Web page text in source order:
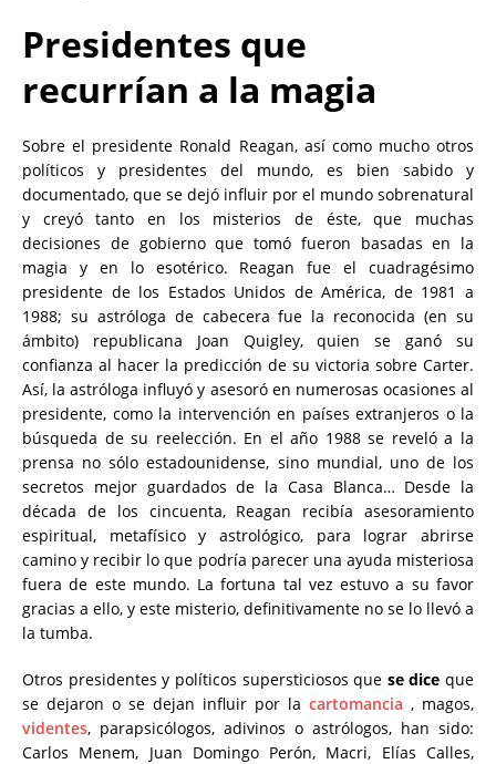
Presidentes que
recurrían a la magia
Sobre el presidente Ronald Reagan, así como mucho otros
políticos y presidentes del mundo, es bien sabido y
documentado, que se dejó influir por el mundo sobrenatural
y creyó tanto en los misterios de éste, que muchas
decisiones de gobierno que tomó fueron basadas en la
magia y en lo esotérico. Reagan fue el cuadragésimo
presidente de los Estados Unidos de América, de 1981 a
1988; su astróloga de cabecera fue la reconocida (en su
ámbito) republicana Joan Quigley, quien se ganó su
confianza al hacer la predicción de su victoria sobre Carter.
Así, la astróloga influyó y asesoró en numerosas ocasiones al
presidente, como la intervención en países extranjeros o la
búsqueda de su reelección. En el año 1988 se reveló a la
prensa no sólo estadounidense, sino mundial, uno de los
secretos mejor guardados de la Casa Blanca… Desde la
década de los cincuenta, Reagan recibía asesoramiento
espiritual, metafísico y astrológico, para lograr abrirse
camino y recibir lo que podría parecer una ayuda misteriosa
fuera de este mundo. La fortuna tal vez estuvo a su favor
gracias a ello, y este misterio, definitivamente no se lo llevó a
la tumba.
Otros presidentes y políticos supersticiosos que se dice que
se dejaron o se dejan influir por la cartomancia , magos,
videntes, parapsicólogos, adivinos o astrólogos, han sido:
Carlos Menem, Juan Domingo Perón, Macri, Elías Calles,